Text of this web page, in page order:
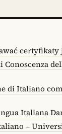
certyfikaty
Conoscenza
di Italiano
Italiana
–